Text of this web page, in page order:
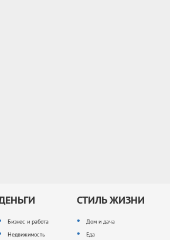
Бизнес и работа
Недвижимость
СТИЛЬ ЖИЗНИ
Дом и дача
Еда